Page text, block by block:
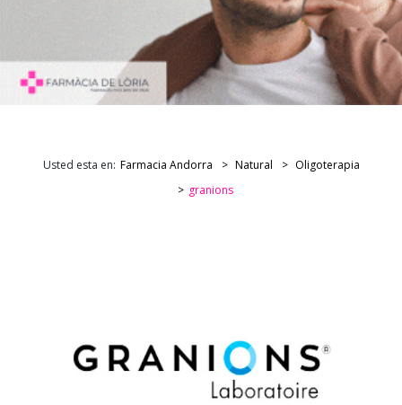
Usted esta en: Farmacia Andorra Natural
Oligoterapia
granions